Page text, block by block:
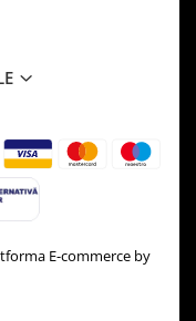
E-commerce by